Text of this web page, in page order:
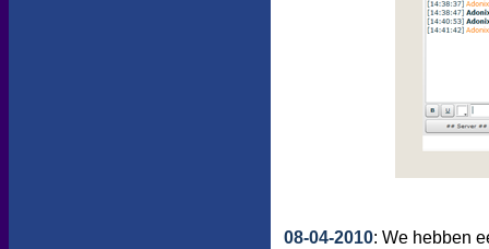
08-04-2010: We hebben